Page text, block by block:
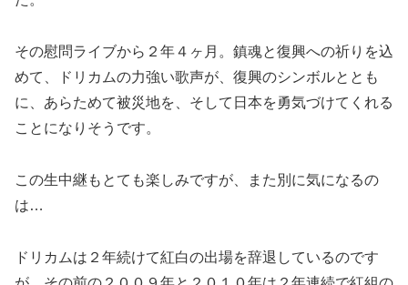
その慰問ライブから２年４ヶ月。鎮魂と復興への祈りを込
めて、ドリカムの力強い歌声が、復興のシンボルととも
に、あらためて被災地を、そして日本を勇気づけてくれる
ことになりそうです。
この生中継もとても楽しみですが、また別に気になるの
は…
ドリカムは２年続けて紅白の出場を辞退しているのです